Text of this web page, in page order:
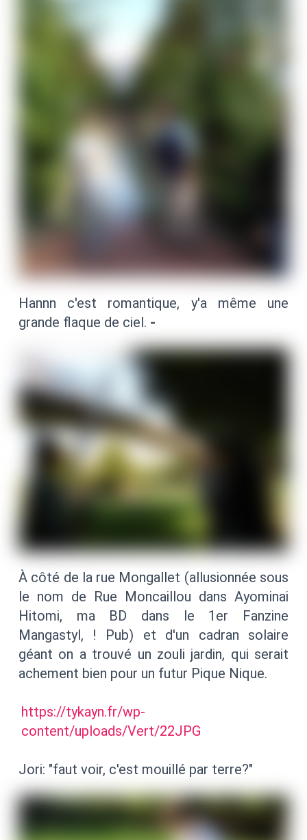
Hannn c'est romantique, y'a même une
grande flaque de ciel. -
À côté de la rue Mongallet (allusionnée sous
le nom de Rue Moncaillou dans Ayominai
Hitomi, ma BD dans le 1er Fanzine
Mangastyl, ! Pub) et d'un cadran solaire
géant on a trouvé un zouli jardin, qui serait
achement bien pour un futur Pique Nique.
https://tykayn.fr/wp-
content/uploads/Vert/22JPG
Jori: "faut voir, c'est mouillé par terre?"